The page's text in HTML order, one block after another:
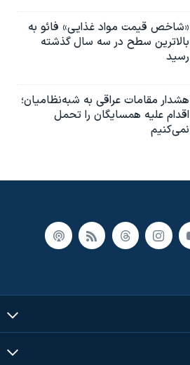
«شاخص قیمت مواد غذایی» فائو به
بالاترین سطح در سه سال گذشته
رسید
هشدار مقامات عراقی به شبه‌نظامیان؛
اقدام علیه همسایگان را تحمل
نمی‌کنیم